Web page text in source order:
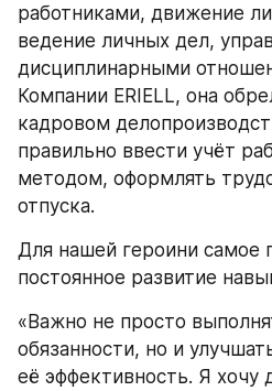
работниками, движение
ведение личных дел,
дисциплинарными
Компании ERIELL, она
кадровом
правильно ввести учёт
методом, оформлять
отпуска.
Для нашей героини самое
постоянное развитие
«Важно не просто
обязанности, но и
её эффективность. Я хочу